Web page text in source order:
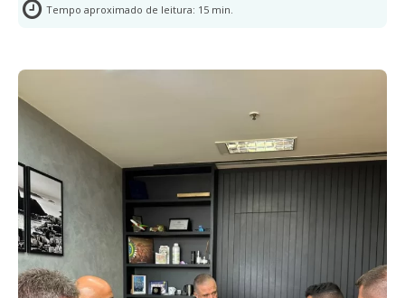
Tempo aproximado de leitura: 15 min.